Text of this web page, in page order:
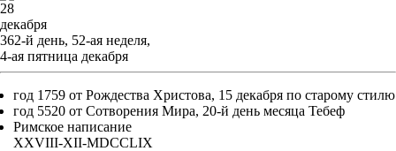
28
декабря
362-й день, 52-ая неделя,
4-ая пятница декабря
год 1759 от Рождества Христова, 15 декабря по старому стилю
год 5520 от Сотворения Мира, 20-й день месяца Тебеф
Римское написание
XXVIII-XII-MDCCLIX